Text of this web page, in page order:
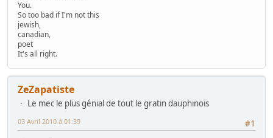
You.
So too bad if I'm not this
jewish,
canadian,
poet
It's all right.
ZeZapatiste
Le mec le plus génial de tout le gratin dauphinois
#1
03 Avril 2010 à 01:39